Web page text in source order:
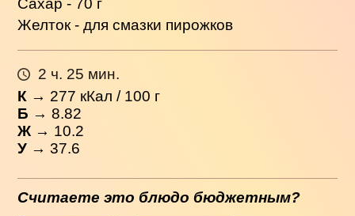
Сахар - 70 г
Желток - для смазки пирожков
2 ч. 25 мин.
К → 277 кКал / 100 г
Б → 8.82
Ж → 10.2
У → 37.6
Считаете это блюдо бюджетным?